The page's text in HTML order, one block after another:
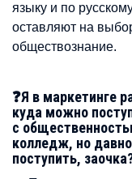
языку и по
оставляют на
обществознание.
❓Я в маркетинге
куда можно
с
колледж, но
поступить,